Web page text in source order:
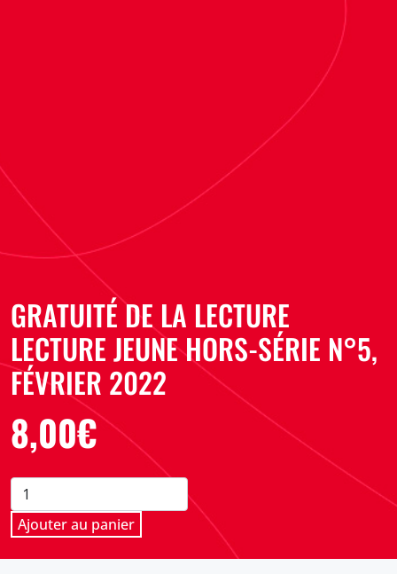
GRATUITÉ DE LA LECTURE
LECTURE JEUNE HORS-SÉRIE N°5,
FÉVRIER 2022
8,00€
quantité
de
Gratuité
Ajouter au panier